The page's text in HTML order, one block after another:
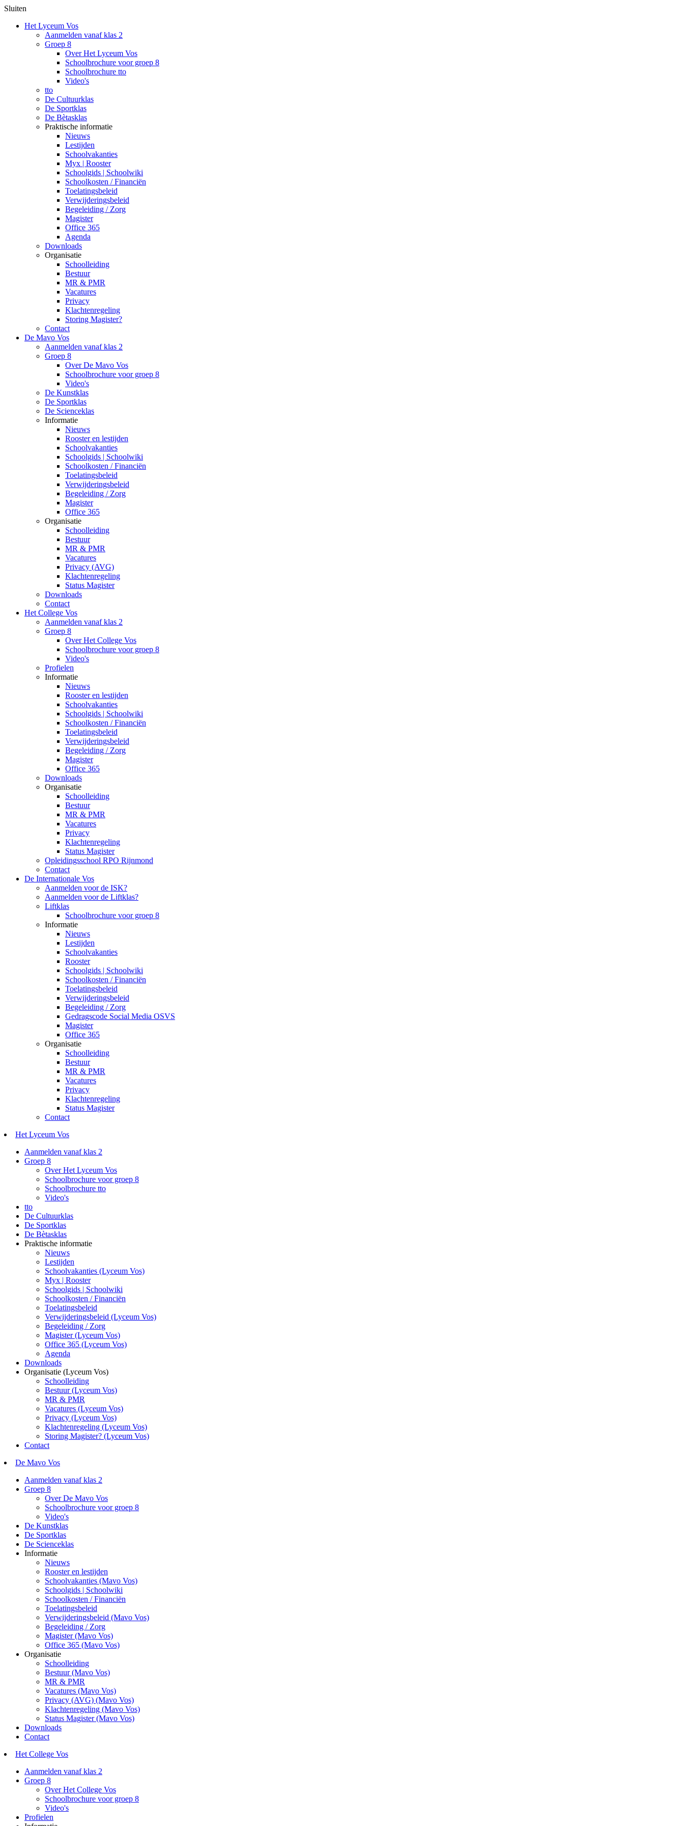
Sluiten
Het Lyceum Vos
Aanmelden vanaf klas 2
Groep 8
Over Het Lyceum Vos
Schoolbrochure voor groep 8
Schoolbrochure tto
Video's
tto
De Cultuurklas
De Sportklas
De Bètasklas
Praktische informatie
Nieuws
Lestijden
Schoolvakanties
Myx | Rooster
Schoolgids | Schoolwiki
Schoolkosten / Financiën
Toelatingsbeleid
Verwijderingsbeleid
Begeleiding / Zorg
Magister
Office 365
Agenda
Downloads
Organisatie
Schoolleiding
Bestuur
MR & PMR
Vacatures
Privacy
Klachtenregeling
Storing Magister?
Contact
De Mavo Vos
Aanmelden vanaf klas 2
Groep 8
Over De Mavo Vos
Schoolbrochure voor groep 8
Video's
De Kunstklas
De Sportklas
De Scienceklas
Informatie
Nieuws
Rooster en lestijden
Schoolvakanties
Schoolgids | Schoolwiki
Schoolkosten / Financiën
Toelatingsbeleid
Verwijderingsbeleid
Begeleiding / Zorg
Magister
Office 365
Organisatie
Schoolleiding
Bestuur
MR & PMR
Vacatures
Privacy (AVG)
Klachtenregeling
Status Magister
Downloads
Contact
Het College Vos
Aanmelden vanaf klas 2
Groep 8
Over Het College Vos
Schoolbrochure voor groep 8
Video's
Profielen
Informatie
Nieuws
Rooster en lestijden
Schoolvakanties
Schoolgids | Schoolwiki
Schoolkosten / Financiën
Toelatingsbeleid
Verwijderingsbeleid
Begeleiding / Zorg
Magister
Office 365
Downloads
Organisatie
Schoolleiding
Bestuur
MR & PMR
Vacatures
Privacy
Klachtenregeling
Status Magister
Opleidingsschool RPO Rijnmond
Contact
De Internationale Vos
Aanmelden voor de ISK?
Aanmelden voor de Liftklas?
Liftklas
Schoolbrochure voor groep 8
Informatie
Nieuws
Lestijden
Schoolvakanties
Rooster
Schoolgids | Schoolwiki
Schoolkosten / Financiën
Toelatingsbeleid
Verwijderingsbeleid
Begeleiding / Zorg
Gedragscode Social Media OSVS
Magister
Office 365
Organisatie
Schoolleiding
Bestuur
MR & PMR
Vacatures
Privacy
Klachtenregeling
Status Magister
Contact
Het Lyceum Vos
Aanmelden vanaf klas 2
Groep 8
Over Het Lyceum Vos
Schoolbrochure voor groep 8
Schoolbrochure tto
Video's
tto
De Cultuurklas
De Sportklas
De Bètasklas
Praktische informatie
Nieuws
Lestijden
Schoolvakanties (Lyceum Vos)
Myx | Rooster
Schoolgids | Schoolwiki
Schoolkosten / Financiën
Toelatingsbeleid
Verwijderingsbeleid (Lyceum Vos)
Begeleiding / Zorg
Magister (Lyceum Vos)
Office 365 (Lyceum Vos)
Agenda
Downloads
Organisatie (Lyceum Vos)
Schoolleiding
Bestuur (Lyceum Vos)
MR & PMR
Vacatures (Lyceum Vos)
Privacy (Lyceum Vos)
Klachtenregeling (Lyceum Vos)
Storing Magister? (Lyceum Vos)
Contact
De Mavo Vos
Aanmelden vanaf klas 2
Groep 8
Over De Mavo Vos
Schoolbrochure voor groep 8
Video's
De Kunstklas
De Sportklas
De Scienceklas
Informatie
Nieuws
Rooster en lestijden
Schoolvakanties (Mavo Vos)
Schoolgids | Schoolwiki
Schoolkosten / Financiën
Toelatingsbeleid
Verwijderingsbeleid (Mavo Vos)
Begeleiding / Zorg
Magister (Mavo Vos)
Office 365 (Mavo Vos)
Organisatie
Schoolleiding
Bestuur (Mavo Vos)
MR & PMR
Vacatures (Mavo Vos)
Privacy (AVG) (Mavo Vos)
Klachtenregeling (Mavo Vos)
Status Magister (Mavo Vos)
Downloads
Contact
Het College Vos
Aanmelden vanaf klas 2
Groep 8
Over Het College Vos
Schoolbrochure voor groep 8
Video's
Profielen